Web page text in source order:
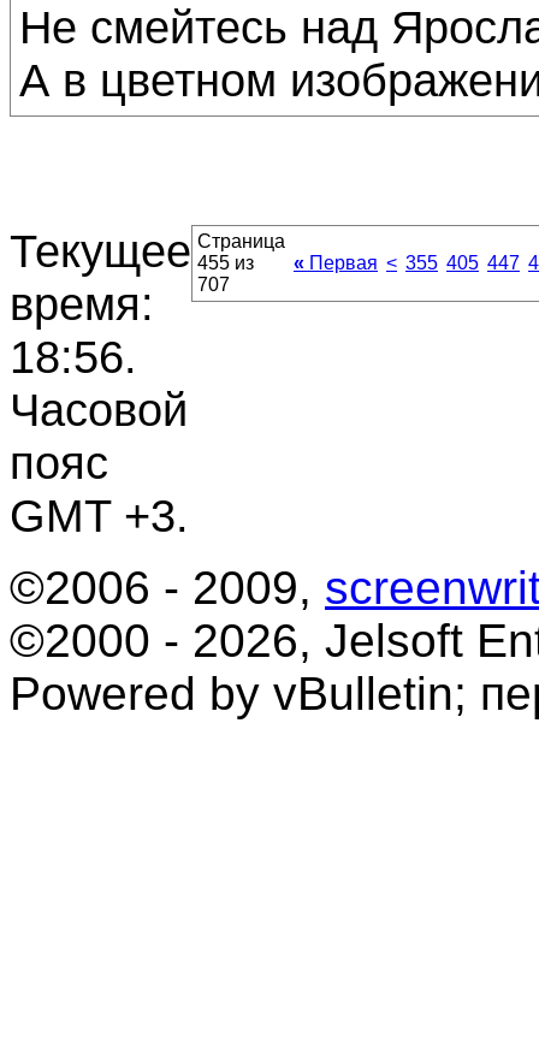
Не смейтесь над
А в цветном
Текущее
время:
18:56.
Часовой
пояс
GMT +3.
Страница
455 из
707
« Первая < 355 405 447
©2006 - 2009,
©2000 - 2026, Jelsoft
Powered by vBulletin;